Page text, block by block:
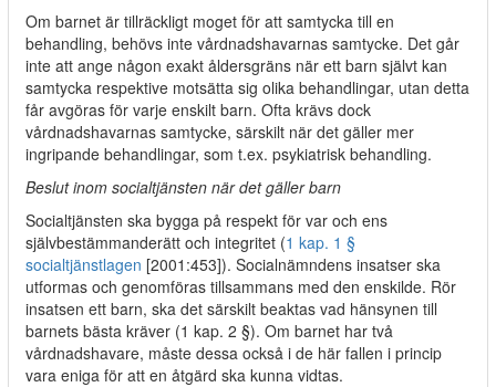
Om barnet är tillräckligt moget för att samtycka till en
behandling, behövs inte vårdnadshavarnas samtycke. Det går
inte att ange någon exakt åldersgräns när ett barn självt kan
samtycka respektive motsätta sig olika behandlingar, utan detta
får avgöras för varje enskilt barn. Ofta krävs dock
vårdnadshavarnas samtycke, särskilt när det gäller mer
ingripande behandlingar, som t.ex. psykiatrisk behandling.
Beslut inom socialtjänsten när det gäller barn
Socialtjänsten ska bygga på respekt för var och ens
självbestämmanderätt och integritet (1 kap. 1 §
socialtjänstlagen [2001:453]). Socialnämndens insatser ska
utformas och genomföras tillsammans med den enskilde. Rör
insatsen ett barn, ska det särskilt beaktas vad hänsynen till
barnets bästa kräver (1 kap. 2 §). Om barnet har två
vårdnadshavare, måste dessa också i de här fallen i princip
vara eniga för att en åtgärd ska kunna vidtas.